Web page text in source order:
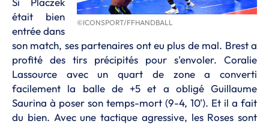
©ICONSPORT/FFHANDBALL
était bien
entrée dans
son match, ses partenaires ont eu plus de mal. Brest a
profité des tirs précipités pour s'envoler. Coralie
Lassource avec un quart de zone a converti
facilement la balle de +5 et a obligé Guillaume
Saurina à poser son temps-mort (9-4, 10'). Et il a fait
du bien. Avec une tactique agressive, les Roses sont